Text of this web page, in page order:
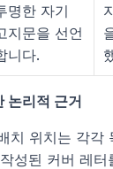
명한 자기
지문을 선언
니다.
논리적 근거
치 위치는 각각
성된 커버 레